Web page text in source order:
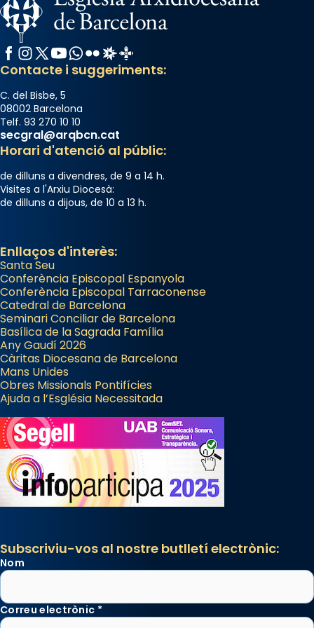
Facebook
Instagram
X / Twitter
YouTube
WhatsApp
FlickrRadio Estel
Catalunya Cristiana
Contacte i suggeriments:
C. del Bisbe, 5
08002 Barcelona
Telf. 93 270 10 10
secgral@arqbcn.cat
Horari d'atenció al públic:
de dilluns a divendres, de 9 a 14 h.
Visites a l'Arxiu Diocesà:
de dilluns a dijous, de 10 a 13 h.
Enllaços d'interès:
Santa Seu
Conferència Episcopal Espanyola
Conferència Episcopal Tarraconense
Catedral de Barcelona
Seminari Conciliar de Barcelona
Basílica de la Sagrada Família
Any Gaudí 2026
Càritas Diocesana de Barcelona
Mans Unides
Obres Missionals Pontifícies
Ajuda a l’Església Necessitada
Subscriviu-vos al nostre butlletí electrònic:
Nom
Correu electrònic *